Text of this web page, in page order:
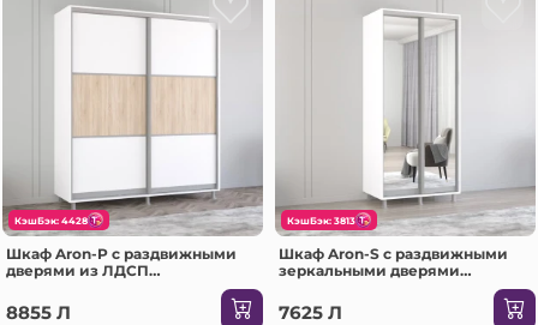
КэшБэк: 4428
Шкаф Aron-P с раздвижными
дверями из ЛДСП
горизонтальный (190x60x200H
см) Sonoma
8855 Л
КэшБэк: 3813
Шкаф Aron-S с раздвижными
зеркальными дверями
7625 Л